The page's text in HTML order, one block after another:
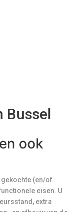
Bussel
ook
gekochte (en/of
eisen. U
extra